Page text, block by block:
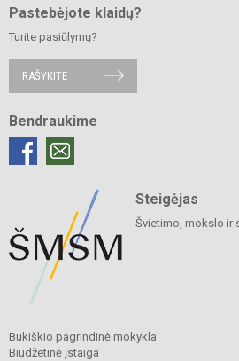
Pastebėjote klaidų?
Turite pasiūlymų?
RAŠYKITE
Bendraukime
Steigėjas
Švietimo, mokslo ir
Bukiškio pagrindinė mokykla
Biudžetinė įstaiga